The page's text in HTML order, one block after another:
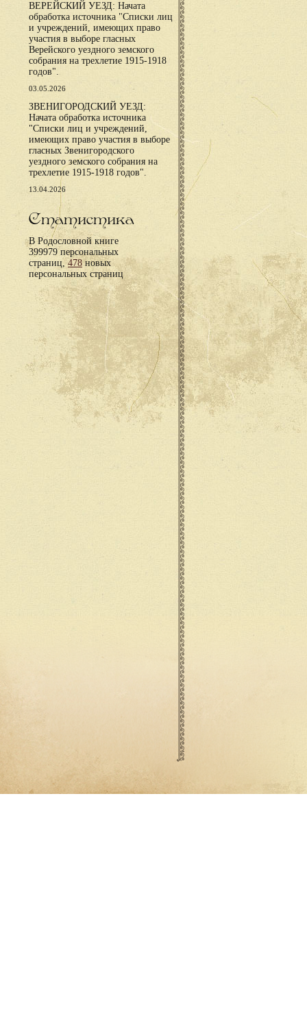
ВЕРЕЙСКИЙ УЕЗД: Начата
обработка источника "Списки лиц
и учреждений, имеющих право
участия в выборе гласных
Верейского уездного земского
собрания на трехлетие 1915-1918
годов".
03.05.2026
ЗВЕНИГОРОДСКИЙ УЕЗД:
Начата обработка источника
"Списки лиц и учреждений,
имеющих право участия в выборе
гласных Звенигородского
уездного земского собрания на
трехлетие 1915-1918 годов".
13.04.2026
Статистика
В Родословной книге
399979 персональных
страниц,478новых
персональных страниц